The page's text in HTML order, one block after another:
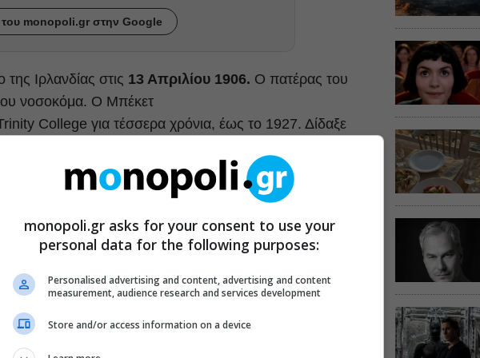
monopoli.gr στην Google
Ιρλανδίας στις 13 Απριλίου 1906. Ο πατέρας του
νοσοκόμα. Ο Μπέκετ
College για τέσσερα χρόνια, έως το 1927. Δίδαξε
του Μπέλφαστ κι έπειτα διορίστηκε ως καθηγητής
όπου και γνωρίστηκε με τον
έργο, ένα κριτικό δοκίμιο με τίτλοDante…Bruno.
μικρό λογοτεχνικό έπαθλο με το ποίημα
του Ρενέ Ντεκάρτ που έτυχε να διαβάζει εκείνη την
monopoli.gr asks for your consent to use your
personal data for the following purposes:
Personalised advertising and content, advertising and content
measurement, audience research and services development
Store and/or access information on a device